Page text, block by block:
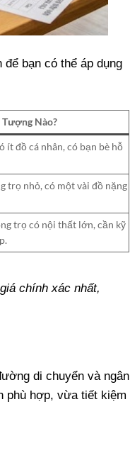
bạn có thể áp dụng
Nào?
ít đồ cá nhân, có bạn bè hỗ
trọ nhỏ, có một vài đồ nặng
trọ có nội thất lớn, cần kỹ
.
chính xác nhất,
di chuyển và ngân
phù hợp, vừa tiết kiệm